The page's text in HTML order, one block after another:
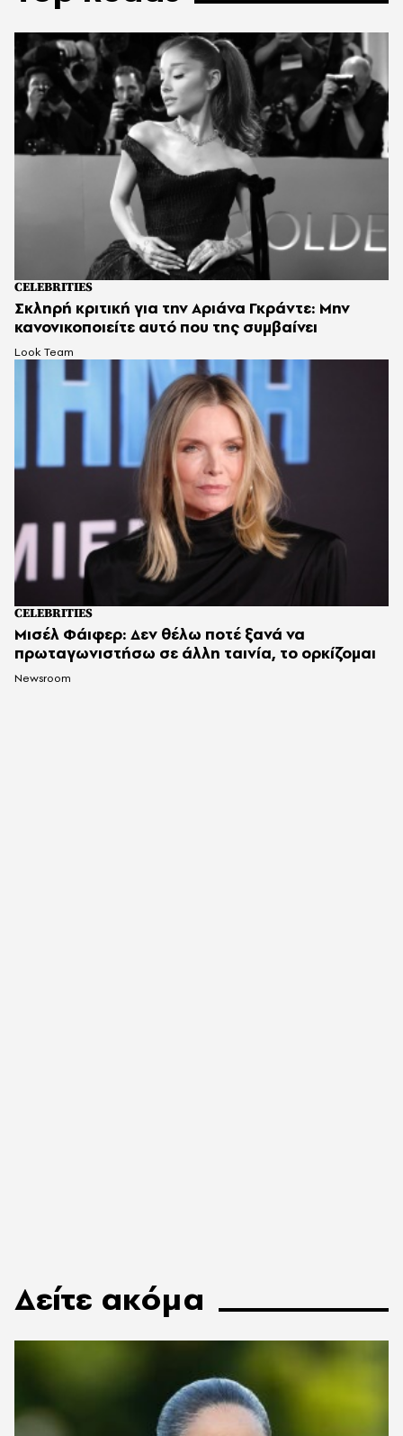
CELEBRITIES
Σκληρή κριτική για την Αριάνα Γκράντε: Μην
κανονικοποιείτε αυτό που της συμβαίνει
Look Team
CELEBRITIES
Μισέλ Φάιφερ: Δεν θέλω ποτέ ξανά να
πρωταγωνιστήσω σε άλλη ταινία, το ορκίζομαι
Newsroom
Δείτε ακόμα